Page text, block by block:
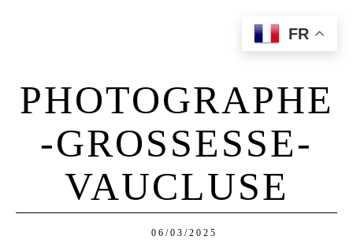
Home
Portfolio
Contact
PHOTOGRAPHE
-GROSSESSE-
VAUCLUSE
06/03/2025
FR